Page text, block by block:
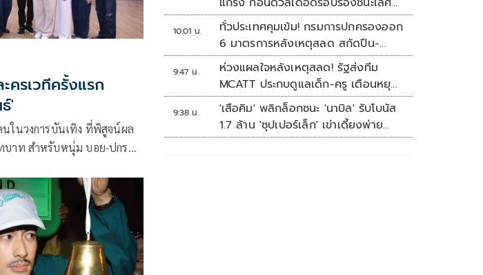
รเวทีครั้งแรก
'
ในวงการบันเทิง ที่พิสูจน์ผล
ย-ปกรณ์
ดเรื่อง Once Again อีกสัก
วัฒนจินดา
ศึก 'วอลเลย์บอลนักเรียน แชมป์
กีฬา 7HD 2026'
10:01 น.
ทั่วประเทศคุมเข้ม! กรมการปกครองออก
6 มาตรการหลังเหตุสลด สกัดปืน-
ป้องกันเลียนแบบ
9:47 น.
ห่วงแผลใจหลังเหตุสลด! รัฐส่งทีม
MCATT ประกบดูแลเด็ก-ครู เตือนหยุด
แชร์ภาพรุนแรง
9:38 น.
'เสือคิม' พลิกล็อกชนะ 'นาบิล' รับโบนัส
1.7 ล้าน 'ซุปเปอร์เล็ก' เข่าเดี้ยงพ่าย
TKO